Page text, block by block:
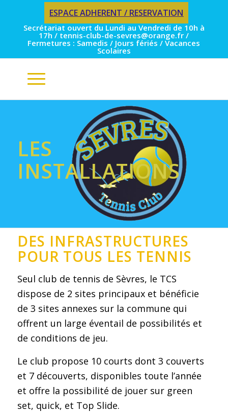
ESPACE ADHERENT / RESERVATION
Secrétariat ouvert du Lundi au Vendredi de 10h à
17h / tennis-club-de-sevres@orange.fr /
Fermetures : Samedis / Jours fériés / Vacances
Scolaires
LES
INSTALLATIONS
DES INFRASTRUCTURES
POUR TOUS LES TENNIS
Seul club de tennis de Sèvres, le TCS
dispose de 2 sites principaux et bénéficie
de 3 sites annexes sur la commune qui
offrent un large éventail de possibilités et
de conditions de jeu.
Le club propose 10 courts dont 3 couverts
et 7 découverts, disponibles toute l’année
et offre la possibilité de jouer sur green
set, quick, et Top Slide.